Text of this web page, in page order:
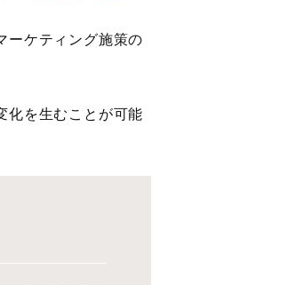
ーケティング施策の
化を生むことが可能